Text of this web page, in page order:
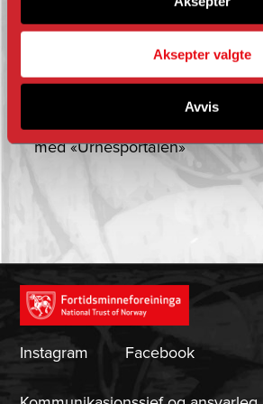
Aksepter valgte
Avvis
Møt dei på Urnes i sommar:
frå 19. juli til 8. august.
med «Urnesportalen»
Instagram Facebook